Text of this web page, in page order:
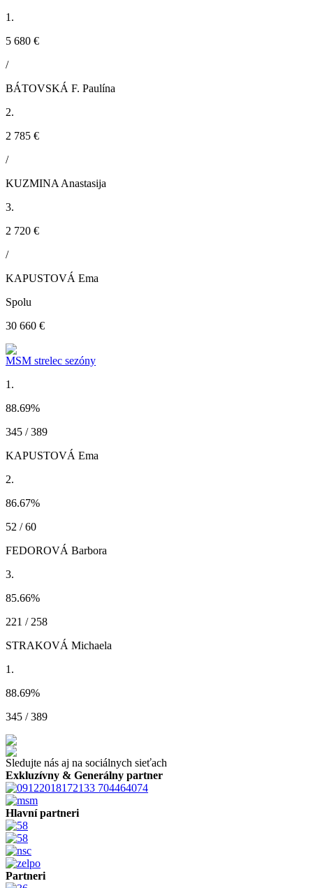
1.
5 680 €
/
BÁTOVSKÁ F. Paulína
2.
2 785 €
/
KUZMINA Anastasija
3.
2 720 €
/
KAPUSTOVÁ Ema
Spolu
30 660 €
MSM strelec sezóny
1.
88.69%
345 / 389
KAPUSTOVÁ Ema
2.
86.67%
52 / 60
FEDOROVÁ Barbora
3.
85.66%
221 / 258
STRAKOVÁ Michaela
1.
88.69%
345 / 389
Sledujte nás aj na sociálnych sieťach
Exkluzívny & Generálny partner
Hlavní partneri
Partneri